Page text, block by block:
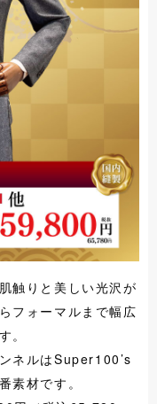
触りと美しい光沢が
フォーマルまで幅広
。
ネルはSuper100’s
素材です。